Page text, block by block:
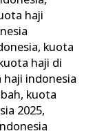
haji
, kuota
haji di
haji indonesia
, kuota
2025,